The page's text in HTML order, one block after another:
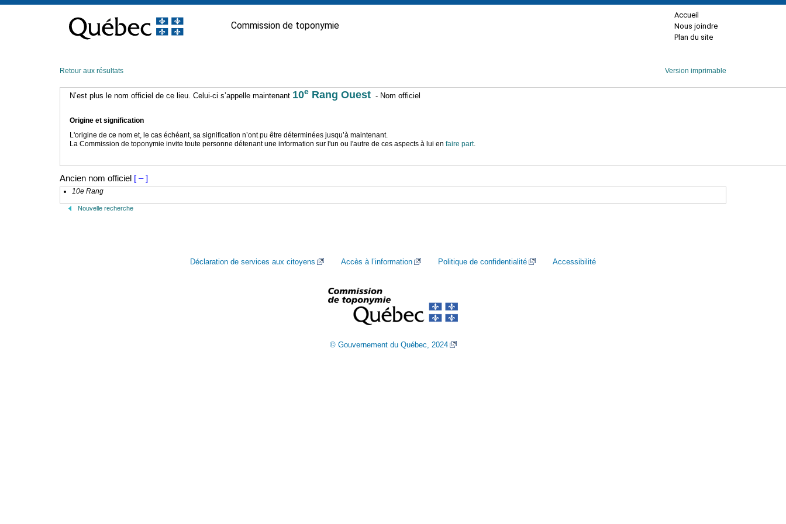
contenu
Commission de toponymie
Accueil
Nous joindre
Plan du site
Retour aux résultats Version imprimable
N’est plus le nom officiel de ce lieu. Celui-ci s’appelle maintenant 10e Rang Ouest - Nom officiel
Origine et signification
L'origine de ce nom et, le cas échéant, sa signification n’ont pu être déterminées jusqu’à maintenant.
La Commission de toponymie invite toute personne détenant une information sur l'un ou l'autre de ces aspects à lui en faire part.
Ancien nom officiel [ – ]
10e Rang
Nouvelle recherche
Déclaration de services aux citoyens Accès à l’information Politique de confidentialité Accessibilité
© Gouvernement du Québec, 2024